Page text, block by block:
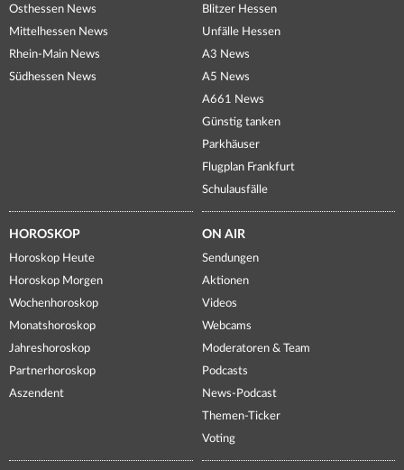
Osthessen News
Mittelhessen News
Rhein-Main News
Südhessen News
Blitzer Hessen
Unfälle Hessen
A3 News
A5 News
A661 News
Günstig tanken
Parkhäuser
Flugplan Frankfurt
Schulausfälle
HOROSKOP
Horoskop Heute
Horoskop Morgen
Wochenhoroskop
Monatshoroskop
Jahreshoroskop
Partnerhoroskop
Aszendent
ON AIR
Sendungen
Aktionen
Videos
Webcams
Moderatoren & Team
Podcasts
News-Podcast
Themen-Ticker
Voting